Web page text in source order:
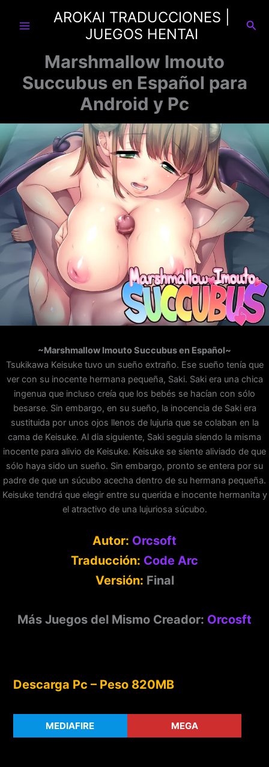
AROKAI TRADUCCIONES |
JUEGOS HENTAI
Marshmallow Imouto
Succubus en Español para
Android y Pc
~Marshmallow Imouto Succubus en Español~
Tsukikawa Keisuke tuvo un sueño extraño. Ese sueño tenía que
ver con su inocente hermana pequeña, Saki. Saki era una chica
ingenua que incluso creía que los bebés se hacían con sólo
besarse. Sin embargo, en su sueño, la inocencia de Saki era
sustituida por unos ojos llenos de lujuria que se colaban en la
cama de Keisuke. Al dia siguiente, Saki seguia siendo la misma
inocente para alivio de Keisuke. Keisuke se siente aliviado de que
sólo haya sido un sueño. Sin embargo, pronto se entera por su
padre de que un súcubo acecha dentro de su hermana pequeña.
Keisuke tendrá que elegir entre su querida e inocente hermanita y
el atractivo de una lujuriosa súcubo.
Autor: Orcsoft
Traducción: Code Arc
Versión: Final
Más Juegos del Mismo Creador: Orcosft
Descarga Pc – Peso 820MB
MEDIAFIRE MEGA